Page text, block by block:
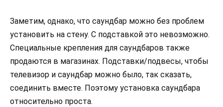
Заметим, однако, что саундбар можно без проблем
установить на стену. С подставкой это невозможно.
Специальные крепления для саундбаров также
продаются в магазинах. Подставки/подвесы, чтобы
телевизор и саундбар можно было, так сказать,
соединить вместе. Поэтому установка саундбара
относительно проста.